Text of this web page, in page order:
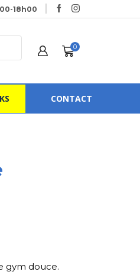
18h00
0
CONTACT
gym douce.